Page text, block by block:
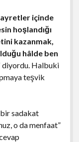
içinde
hoşlandığı
kazanmak,
hâlde ben
diyordu. Halbuki
teşvik
sadakat
o da menfaat”